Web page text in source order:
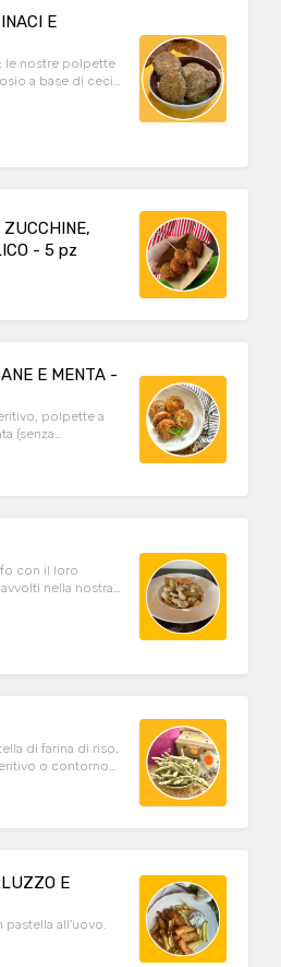
E
le nostre polpette
a base di ceci,
VEGAN)
- 5 pz
E MENTA -
polpette a
(senza
con il loro
nella nostra
che
arrivata!
di farina di riso,
o contorno
E
all'uovo.